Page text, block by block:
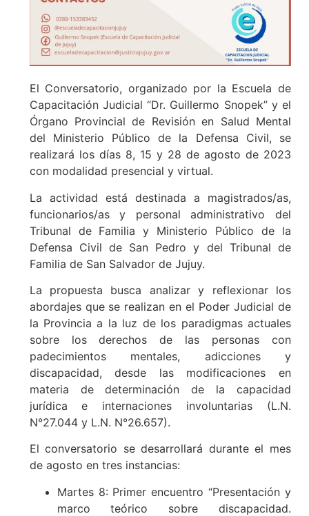
El Conversatorio, organizado por la Escuela de
Capacitación Judicial “Dr. Guillermo Snopek” y el
Órgano Provincial de Revisión en Salud Mental
del Ministerio Público de la Defensa Civil, se
realizará los días 8, 15 y 28 de agosto de 2023
con modalidad presencial y virtual.
La actividad está destinada a magistrados/as,
funcionarios/as y personal administrativo del
Tribunal de Familia y Ministerio Público de la
Defensa Civil de San Pedro y del Tribunal de
Familia de San Salvador de Jujuy.
La propuesta busca analizar y reflexionar los
abordajes que se realizan en el Poder Judicial de
la Provincia a la luz de los paradigmas actuales
sobre los derechos de las personas con
padecimientos mentales, adicciones y
discapacidad, desde las modificaciones en
materia de determinación de la capacidad
jurídica e internaciones involuntarias (L.N.
N°27.044 y L.N. N°26.657).
El conversatorio se desarrollará durante el mes
de agosto en tres instancias:
Martes 8: Primer encuentro “Presentación y
marco teórico sobre discapacidad.